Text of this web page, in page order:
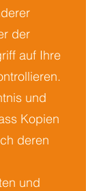
der
auf Ihre
und
Kopien
deren
und